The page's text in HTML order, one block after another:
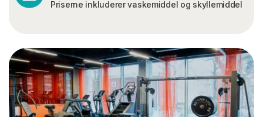
Priserne inkluderer vaskemiddel og skyllemiddel